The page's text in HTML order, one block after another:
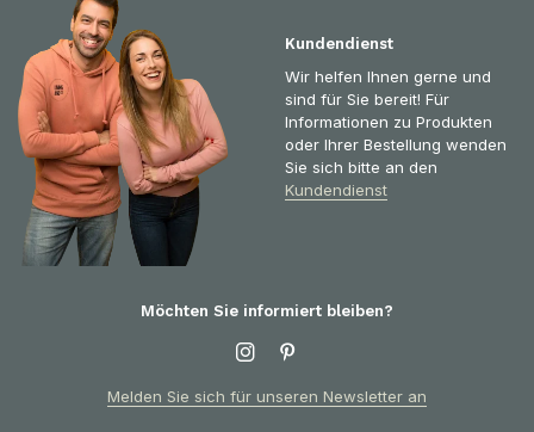
Kundendienst
Wir helfen Ihnen gerne und
sind für Sie bereit! Für
Informationen zu Produkten
oder Ihrer Bestellung wenden
Sie sich bitte an den
Kundendienst
Möchten Sie informiert bleiben?
Melden Sie sich für unseren Newsletter an